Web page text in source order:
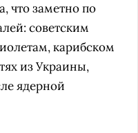
что заметно по
советским
карибском
из Украины,
ядерной